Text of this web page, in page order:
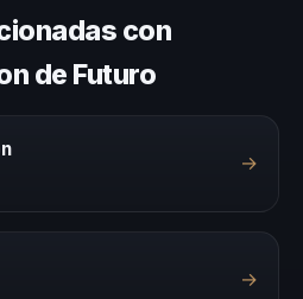
con
de Futuro
→
→